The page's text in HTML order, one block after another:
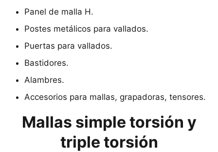
Panel de malla H.
Postes metálicos para vallados.
Puertas para vallados.
Bastidores.
Alambres.
Accesorios para mallas, grapadoras, tensores.
Mallas simple torsión y
triple torsión